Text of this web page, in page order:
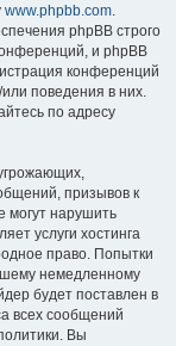
www.phpbb.com.
phpBB строго
и phpBB
конференций
поведения в них.
по адресу
призывов к
могут нарушить
услуги хостинга
право. Попытки
немедленному
будет поставлен в
всех сообщений
Вы